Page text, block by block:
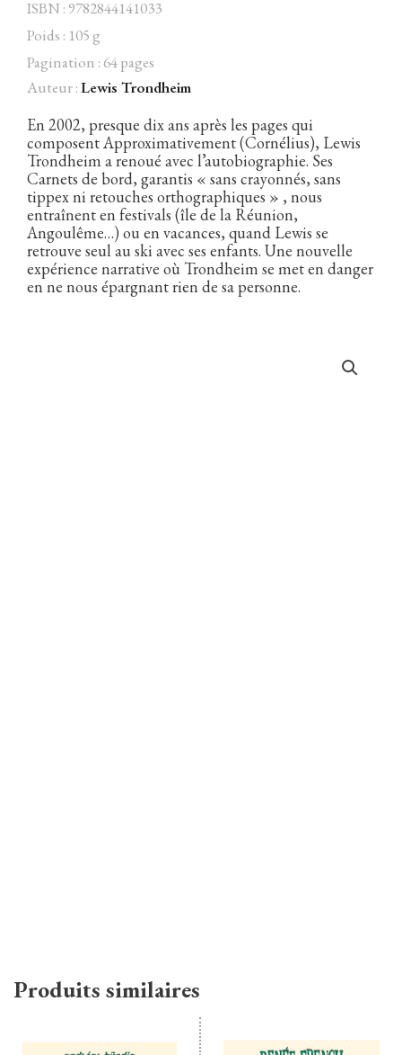
Facebook Instagram
fév.
2002]
ISBN : 9782844141033
Poids : 105 g
Pagination : 64 pages
Auteur :Lewis Trondheim
En 2002, presque dix ans après les pages qui
composent Approximativement (Cornélius), Lewis
Trondheim a renoué avec l’autobiographie. Ses
Carnets de bord, garantis « sans crayonnés, sans
tippex ni retouches orthographiques » , nous
entraînent en festivals (île de la Réunion,
Angoulême…) ou en vacances, quand Lewis se
retrouve seul au ski avec ses enfants. Une nouvelle
expérience narrative où Trondheim se met en danger
en ne nous épargnant rien de sa personne.
Produits similaires